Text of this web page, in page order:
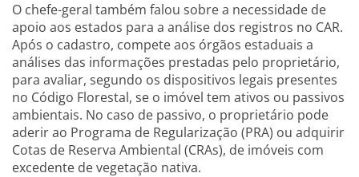
O chefe-geral também falou sobre a necessidade de
apoio aos estados para a análise dos registros no CAR.
Após o cadastro, compete aos órgãos estaduais a
análises das informações prestadas pelo proprietário,
para avaliar, segundo os dispositivos legais presentes
no Código Florestal, se o imóvel tem ativos ou passivos
ambientais. No caso de passivo, o proprietário pode
aderir ao Programa de Regularização (PRA) ou adquirir
Cotas de Reserva Ambiental (CRAs), de imóveis com
excedente de vegetação nativa.